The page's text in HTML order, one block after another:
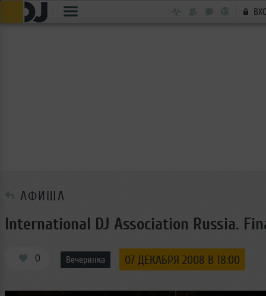
АФИША
International DJ Association Russia.
0 Вечеринка 07 ДЕКАБРЯ 2008 В 18:00